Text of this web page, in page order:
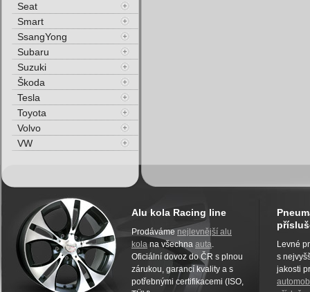
Seat
Smart
SsangYong
Subaru
Suzuki
Škoda
Tesla
Toyota
Volvo
VW
Alu kola Racing line
Prodáváme nejlevnější alu
kola na všechna auta.
Oficiální dovoz do ČR s plnou
zárukou, garancí kvality a s
potřebnými certifikacemi (ISO,
Levné
s
jakosti